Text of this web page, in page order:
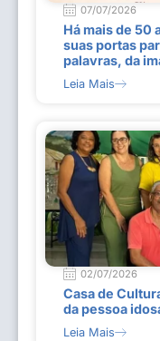
07/07/2026
Há mais de 50
suas portas
palavras, da
Leia Mais
02/07/2026
Casa de
da pessoa
Leia Mais